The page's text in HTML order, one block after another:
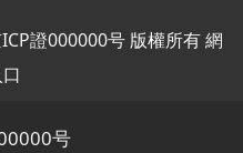
證000000号版權所有網
号